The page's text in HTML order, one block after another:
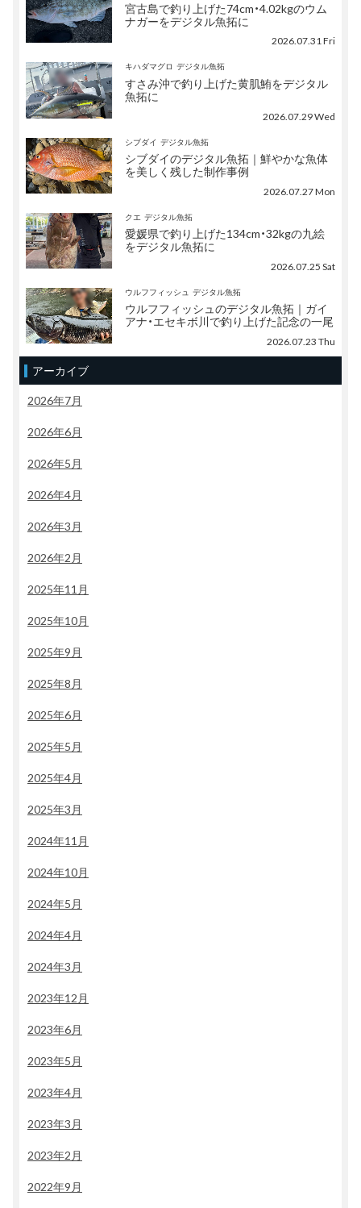
宮古島で釣り上げた74cm・4.02kgのウム
ナガーをデジタル魚拓に
2026.07.31 Fri
キハダマグロ デジタル魚拓
すさみ沖で釣り上げた黄肌鮪をデジタル
魚拓に
2026.07.29 Wed
シブダイ デジタル魚拓
シブダイのデジタル魚拓｜鮮やかな魚体
を美しく残した制作事例
2026.07.27 Mon
クエ デジタル魚拓
愛媛県で釣り上げた134cm・32kgの九絵
をデジタル魚拓に
2026.07.25 Sat
ウルフフィッシュ デジタル魚拓
ウルフフィッシュのデジタル魚拓｜ガイ
アナ・エセキボ川で釣り上げた記念の一尾
2026.07.23 Thu
アーカイブ
2026年7月
2026年6月
2026年5月
2026年4月
2026年3月
2026年2月
2025年11月
2025年10月
2025年9月
2025年8月
2025年6月
2025年5月
2025年4月
2025年3月
2024年11月
2024年10月
2024年5月
2024年4月
2024年3月
2023年12月
2023年6月
2023年5月
2023年4月
2023年3月
2023年2月
2022年9月